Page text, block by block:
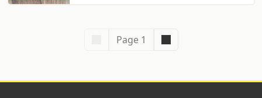
Page 1